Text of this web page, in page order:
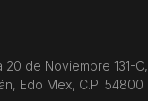
20 de Noviembre 131-C,
Edo Mex, C.P. 54800